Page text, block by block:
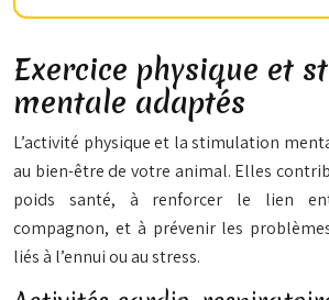
Exercice physique et
mentale adaptés
L’activité physique et la stimulation
au bien-être de votre animal. Elles
poids santé, à renforcer le lien
compagnon, et à prévenir les
liés à l’ennui ou au stress.